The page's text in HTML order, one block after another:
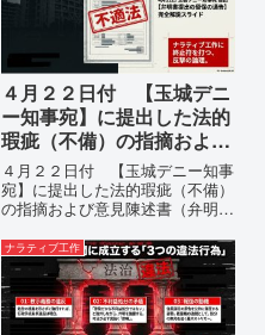
４月２２日付 【玉城デニ
ー知事宛】に提出した法的
瑕疵（不備）の指摘および
意見陳述書（弁明書）提出
の留保の通告
４月２２日付 【玉城デニー知事
宛】に提出した法的瑕疵（不備）
の指摘および意見陳述書（弁明
に、玉城デニー宛に以下の違法状
態の指摘と意見陳述（弁明）留保
の通告を行いました。沖縄県は、
この時は、違法を認めて軌道修正
す...
ナラティブ工作